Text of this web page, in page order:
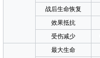
战后生命恢复
效果抵抗
受伤减少
最大生命